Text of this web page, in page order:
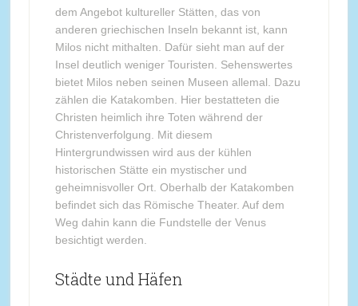
dem Angebot kultureller Stätten, das von
anderen griechischen Inseln bekannt ist, kann
Milos nicht mithalten. Dafür sieht man auf der
Insel deutlich weniger Touristen. Sehenswertes
bietet Milos neben seinen Museen allemal. Dazu
zählen die Katakomben. Hier bestatteten die
Christen heimlich ihre Toten während der
Christenverfolgung. Mit diesem
Hintergrundwissen wird aus der kühlen
historischen Stätte ein mystischer und
geheimnisvoller Ort. Oberhalb der Katakomben
befindet sich das Römische Theater. Auf dem
Weg dahin kann die Fundstelle der Venus
besichtigt werden.
Städte und Häfen